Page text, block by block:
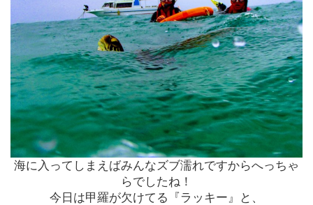
海に入ってしまえばみんなズブ濡れですからへっちゃ
らでしたね！
今日は甲羅が欠けてる『ラッキー』と、